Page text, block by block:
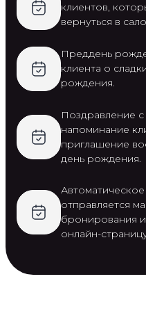
клиентов,
вернуться в
Преддень
клиента о
рождения.
Поздравление
напоминание
приглашение
день рождения.
отправляется
бронирования
онлайн-